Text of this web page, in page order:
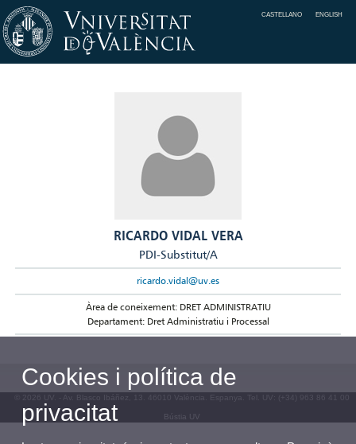
CASTELLANO ENGLISH
RICARDO VIDAL VERA
PDI-Substitut/A
ricardo.vidal@uv.es
Àrea de coneixement: DRET ADMINISTRATIU
Departament: Dret Administratiu i Processal
© 2026 UV. - Av. Blasco Ibáñez, 13. 46010 València. Espanya. Tel. UV: (+34) 963 86 41 00
Bústia UV
Cookies i política de
privacitat